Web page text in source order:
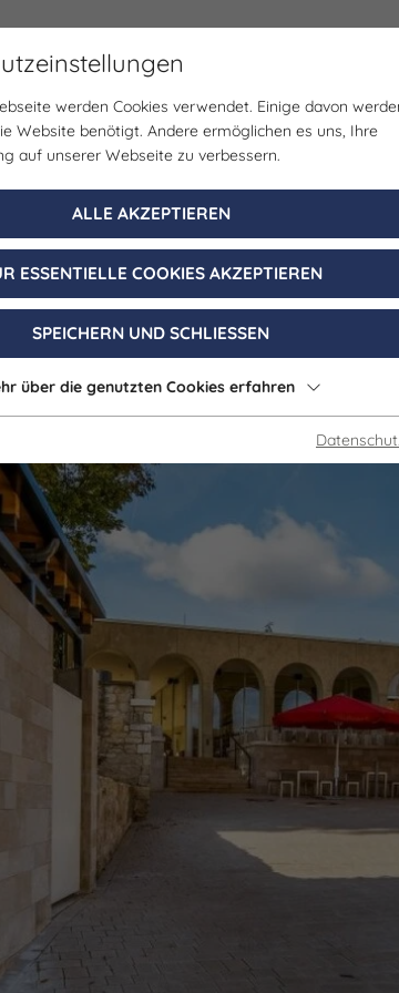
Veranstaltungen Planen
Freyburg (Unstrut)
werden Cookies verwendet. Einige davon
Website benötigt. Andere ermöglichen es uns, Ihre
auf unserer Webseite zu verbessern.
ALLE AKZEPTIEREN
ESSENTIELLE COOKIES AKZEPTIEREN
SPEICHERN UND SCHLIESSEN
über die genutzten Cookies erfahren